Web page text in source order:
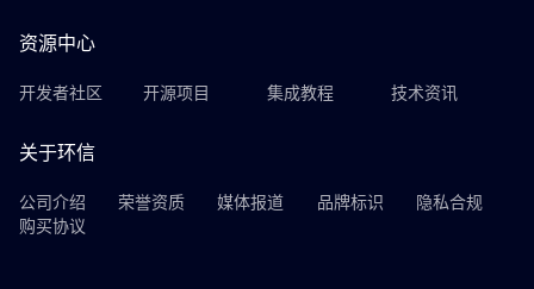
资源中心
开发者社区 开源项目 集成教程 技术资讯
关于环信
公司介绍 荣誉资质 媒体报道 品牌标识
隐私合规
购买协议